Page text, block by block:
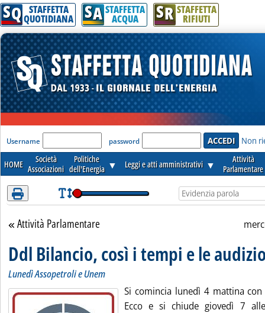
Attenzione! Esegui l'accesso per lèggere interamente la notizia.
SQ STAFFETTA
QUOTIDIANA SA STAFFETTA
ACQUA SR STAFFETTA
RIFIUTI
'Modulo Login per accedere'
Username password Non
HOME
Società
Associazioni
Politiche
dell'Energia ▼ Leggi e atti amministrativi ▼
Attività
Parlamentare
Torna alla sezione
Attività Parlamentare
Ddl Bilancio, così i tempi e le
Lunedì Assopetroli e Unem
Si comincia lunedì 4 mattina
Ecco e si chiude giovedì 7